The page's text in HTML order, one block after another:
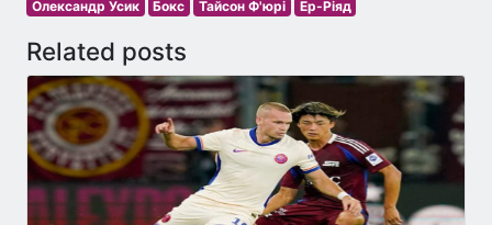
Олександр Усик Бокс Тайсон Ф'юрі Ер-Ріяд
Related posts